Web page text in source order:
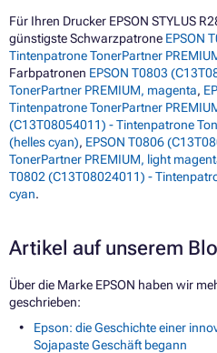
Für Ihren Drucker EPSON STYLUS
günstigste Schwarzpatrone EPSON
Tintenpatrone TonerPartner
Farbpatronen EPSON T0803
TonerPartner PREMIUM, magenta,
Tintenpatrone TonerPartner
(C13T08054011) - Tintenpatrone
(helles cyan), EPSON T0806
TonerPartner PREMIUM, light
T0802 (C13T08024011) -
cyan.
Artikel auf unserem
Über die Marke EPSON haben wir
geschrieben:
Epson: die Geschichte einer
Sojapaste Geschäft begann